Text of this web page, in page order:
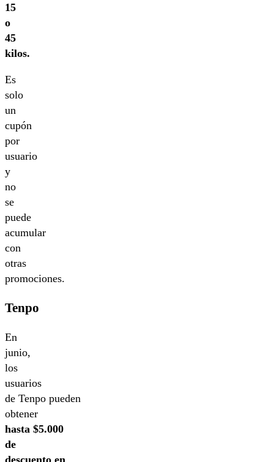
15
o
45
kilos.
Es
solo
un
cupón
por
usuario
y
no
se
puede
acumular
con
otras
promociones.
Tenpo
En
junio,
los
usuarios
de Tenpo pueden
obtener
hasta $5.000
de